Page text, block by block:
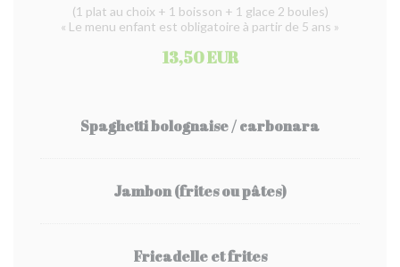
(1 plat au choix + 1 boisson + 1 glace 2 boules)
« Le menu enfant est obligatoire à partir de 5 ans »
13,50 EUR
Spaghetti bolognaise / carbonara
Jambon (frites ou pâtes)
Fricadelle et frites